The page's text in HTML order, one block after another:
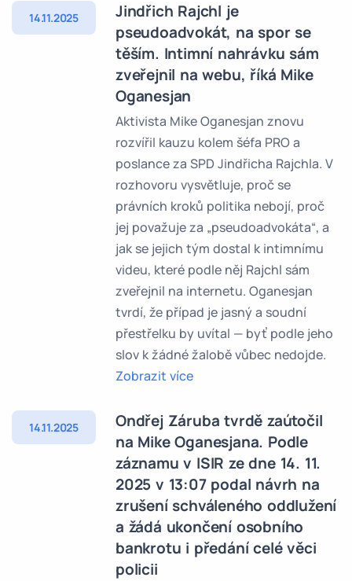
14.11.2025
Jindřich Rajchl je
pseudoadvokát, na spor se
těším. Intimní nahrávku sám
zveřejnil na webu, říká Mike
Oganesjan
Aktivista Mike Oganesjan znovu
rozvířil kauzu kolem šéfa PRO a
poslance za SPD Jindřicha Rajchla. V
rozhovoru vysvětluje, proč se
právních kroků politika nebojí, proč
jej považuje za „pseudoadvokáta“, a
jak se jejich tým dostal k intimnímu
videu, které podle něj Rajchl sám
zveřejnil na internetu. Oganesjan
tvrdí, že případ je jasný a soudní
přestřelku by uvítal — byť podle jeho
slov k žádné žalobě vůbec nedojde.
Zobrazit více
14.11.2025
Ondřej Záruba tvrdě zaútočil
na Mike Oganesjana. Podle
záznamu v ISIR ze dne 14. 11.
2025 v 13:07 podal návrh na
zrušení schváleného oddlužení
a žádá ukončení osobního
bankrotu i předání celé věci
policii